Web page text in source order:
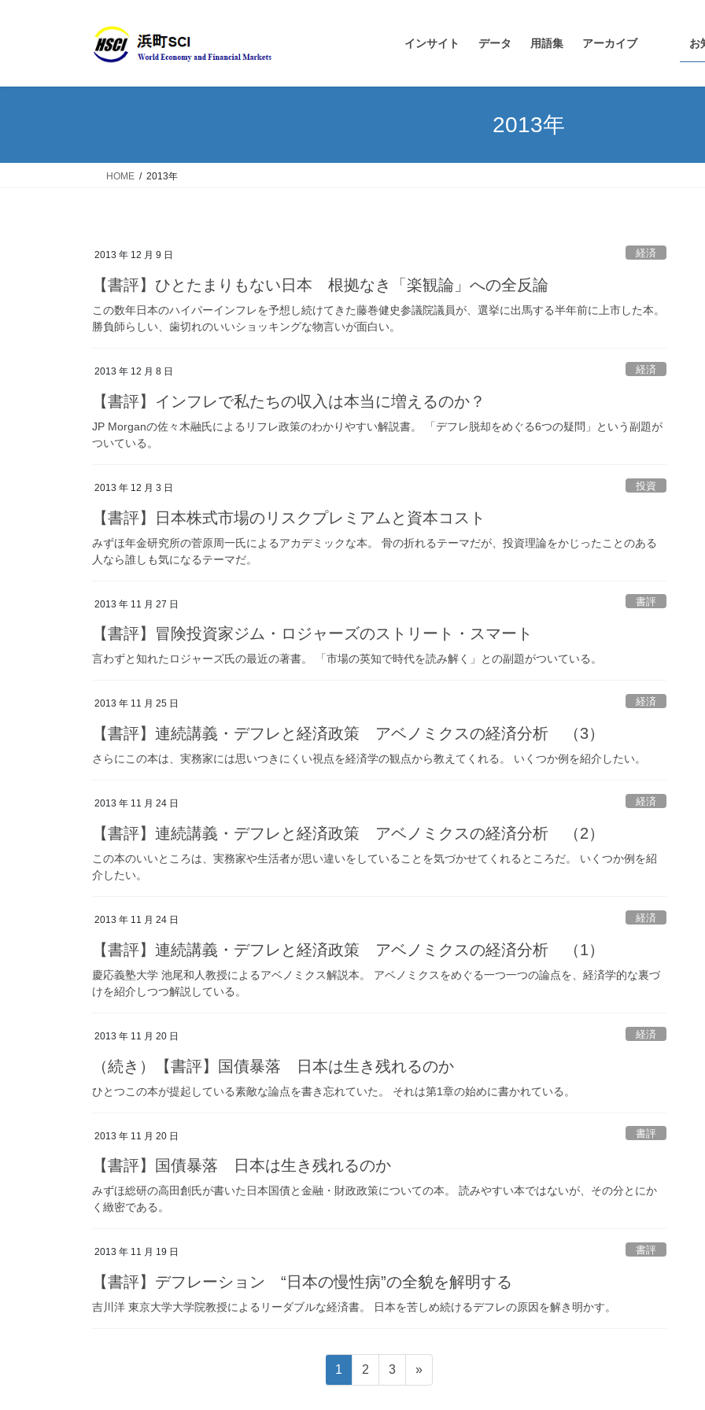
インサイト データ 用語集 アーカイブ お
2013年
HOME 2013年
2013 年 12 月 9 日 経済
【書評】ひとたまりもない日本 根拠なき「楽観論」への全反論
この数年日本のハイパーインフレを予想し続けてきた藤巻健史参議院議員が、選挙に出馬する半年前に上市した本。
勝負師らしい、歯切れのいいショッキングな物言いが面白い。
2013 年 12 月 8 日 経済
【書評】インフレで私たちの収入は本当に増えるのか？
JP Morganの佐々木融氏によるリフレ政策のわかりやすい解説書。 「デフレ脱却をめぐる6つの疑問」という副題が
ついている。
2013 年 12 月 3 日 投資
【書評】日本株式市場のリスクプレミアムと資本コスト
みずほ年金研究所の菅原周一氏によるアカデミックな本。 骨の折れるテーマだが、投資理論をかじったことのある
人なら誰しも気になるテーマだ。
2013 年 11 月 27 日 書評
【書評】冒険投資家ジム・ロジャーズのストリート・スマート
言わずと知れたロジャーズ氏の最近の著書。 「市場の英知で時代を読み解く」との副題がついている。
2013 年 11 月 25 日 経済
【書評】連続講義・デフレと経済政策 アベノミクスの経済分析 （3）
さらにこの本は、実務家には思いつきにくい視点を経済学の観点から教えてくれる。 いくつか例を紹介したい。
2013 年 11 月 24 日 経済
【書評】連続講義・デフレと経済政策 アベノミクスの経済分析 （2）
この本のいいところは、実務家や生活者が思い違いをしていることを気づかせてくれるところだ。 いくつか例を紹
介したい。
2013 年 11 月 24 日 経済
【書評】連続講義・デフレと経済政策 アベノミクスの経済分析 （1）
慶応義塾大学 池尾和人教授によるアベノミクス解説本。 アベノミクスをめぐる一つ一つの論点を、経済学的な裏づ
けを紹介しつつ解説している。
2013 年 11 月 20 日 経済
（続き）【書評】国債暴落 日本は生き残れるのか
ひとつこの本が提起している素敵な論点を書き忘れていた。 それは第1章の始めに書かれている。
2013 年 11 月 20 日 書評
【書評】国債暴落 日本は生き残れるのか
みずほ総研の高田創氏が書いた日本国債と金融・財政政策についての本。 読みやすい本ではないが、その分とにか
く緻密である。
2013 年 11 月 19 日 書評
【書評】デフレーション “日本の慢性病”の全貌を解明する
吉川洋 東京大学大学院教授によるリーダブルな経済書。 日本を苦しめ続けるデフレの原因を解き明かす。
固
定
1
固
定
2
固
定
3 »